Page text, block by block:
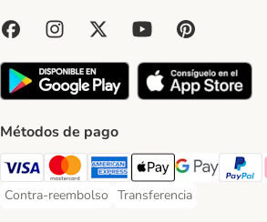
Métodos de pago
Visa Payment Method
Mastercard Payment Method
American Express Payment
Apple Pay Payment
Google PayPayPal
Contra-reembolso
Contra-reembolso Payment Method
Transferencia
Transferencia Payment